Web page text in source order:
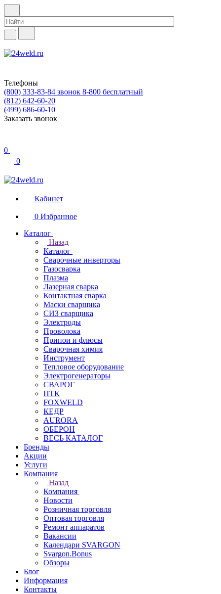
Телефоны
(800) 333-83-84 звонок 8-800 бесплатный
(812) 642-60-20
(499) 686-60-10
Заказать звонок
0
0
Кабинет
0 Избранное
Каталог
Назад
Каталог
Сварочные инверторы
Газосварка
Плазма
Лазерная сварка
Контактная сварка
Маски сварщика
СИЗ сварщика
Электроды
Проволока
Припои и флюсы
Сварочная химия
Инструмент
Тепловое оборудование
Электрогенераторы
СВАРОГ
ПТК
FOXWELD
КЕДР
AURORA
ОБЕРОН
ВЕСЬ КАТАЛОГ
Бренды
Акции
Услуги
Компания
Назад
Компания
Новости
Розничная торговля
Оптовая торговля
Ремонт аппаратов
Вакансии
Календари SVARGON
Svargon.Bonus
Обзоры
Блог
Информация
Контакты